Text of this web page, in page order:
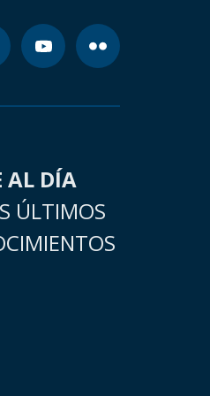
AL DÍA
ÚLTIMOS